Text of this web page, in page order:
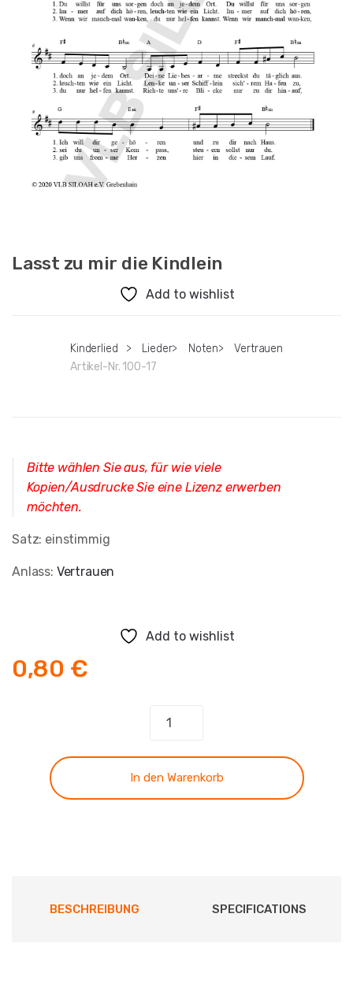
Lasst zu mir die Kindlein
Add to wishlist
Kinderlied > Lieder> Noten>
Vertrauen
Artikel-Nr. 100-17
Bitte wählen Sie aus, für wie viele
Kopien/Ausdrucke Sie eine Lizenz erwerben
möchten.
Satz: einstimmig
Anlass: Vertrauen
Add to wishlist
0,80 €
Lasst
mir
die
In den Warenkorb
BESCHREIBUNG SPECIFICATIONS